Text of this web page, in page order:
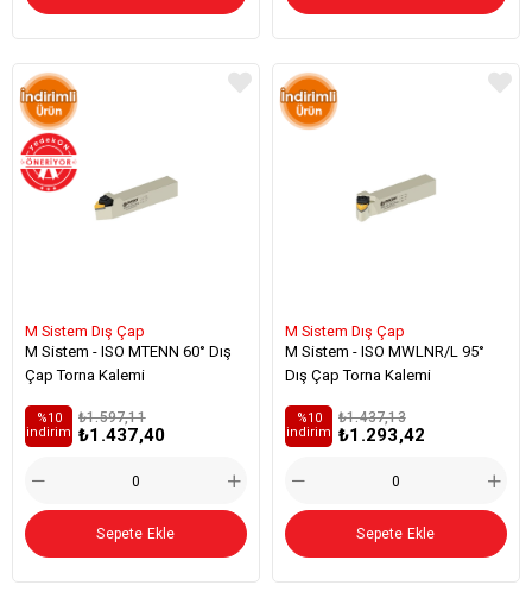
M Sistem Dış Çap
M Sistem - ISO MTENN 60° Dış
Çap Torna Kalemi
₺1.437,40
₺1.597,11
%10
i̇ndirim
Sepete Ekle
M Sistem Dış Çap
M Sistem - ISO MWLNR/L 95°
Dış Çap Torna Kalemi
₺1.293,42
₺1.437,13
%10
i̇ndirim
Sepete Ekle